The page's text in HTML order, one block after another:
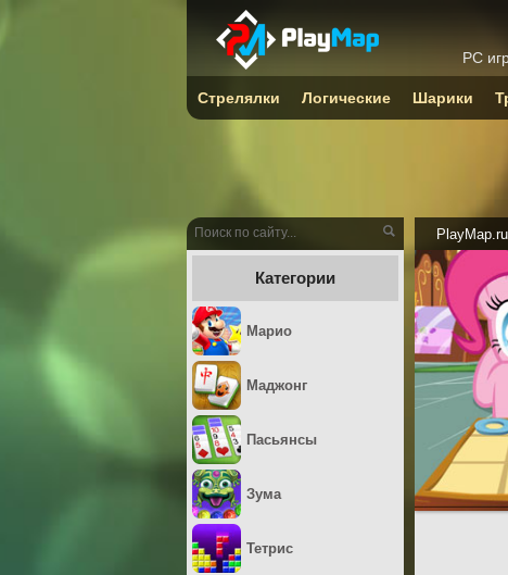
PlayMap.ru
Категории
Марио
Маджонг
Пасьянсы
Зума
Тетрис
PC
Стрелялки Логические Шарики